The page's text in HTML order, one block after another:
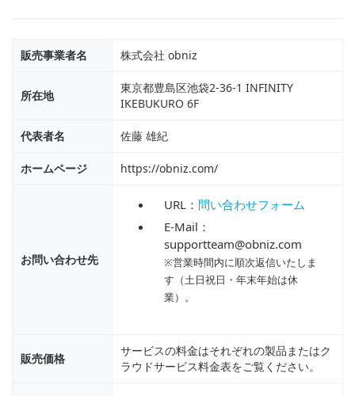
販売事業者名 株式会社 obniz
所在地
東京都豊島区池袋2-36-1 INFINITY
IKEBUKURO 6F
代表者名 佐藤 雄紀
ホームページ https://obniz.com/
お問い合わせ先
URL： 問い合わせフォーム
E-Mail：
supportteam@obniz.com
※営業時間内に順次返信いたしま
す（土日祝日・年末年始は休
業）。
販売価格
サービスの料金はそれぞれの製品またはク
ラウドサービス料金表をご覧ください。